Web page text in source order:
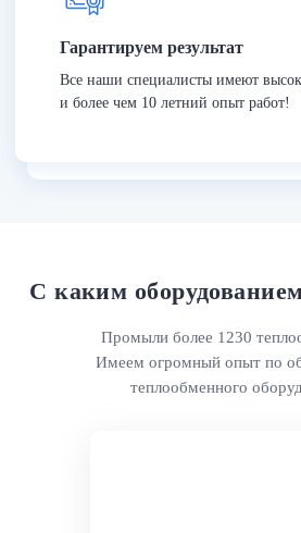
Гарантируем результат
Все наши специалисты имеют
и более чем 10 летний опыт работ!
С каким
Промыли более 1230
Имеем огромный опыт по
теплообменного